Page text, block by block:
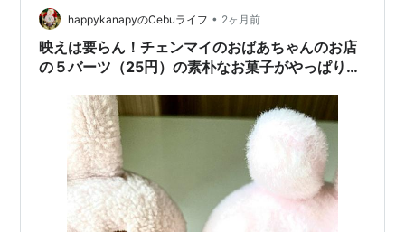
happykanapyのCebuライフ • 2ヶ月前
映えは要らん！チェンマイのおばあちゃんのお店
の５バーツ（25円）の素朴なお菓子がやっぱり最